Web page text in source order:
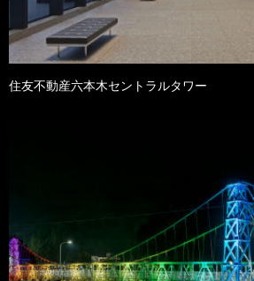
住友不動産六本木セントラルタワー